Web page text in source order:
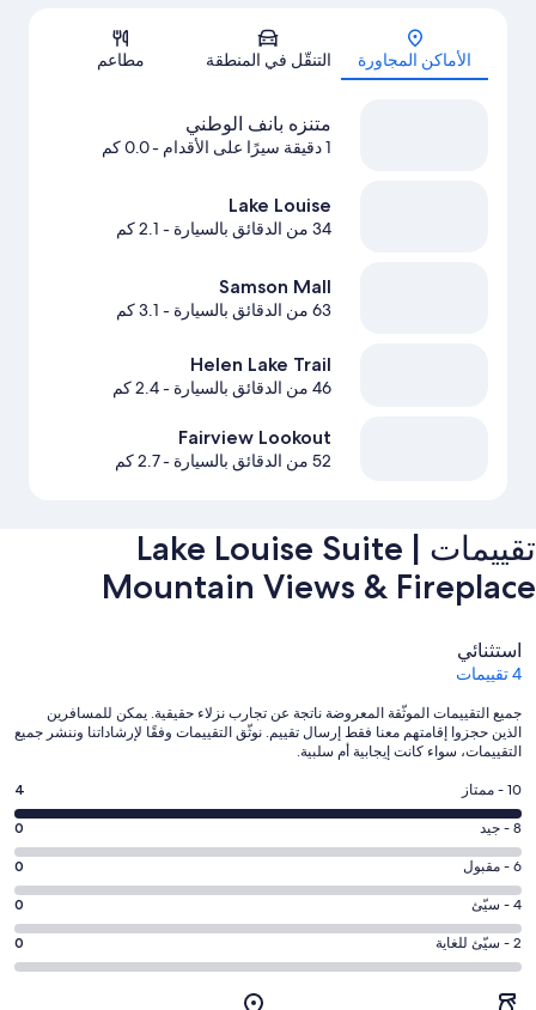
الخريطة
الأماكن المجاورة التنقّل في المنطقة مطاعم
متنزه بانف الوطني
1 دقيقة سيرًا على الأقدام - 0.0 كم
Lake Louise
34 من الدقائق بالسيارة - 2.1 كم
Samson Mall
63 من الدقائق بالسيارة - 3.1 كم
Helen Lake Trail
46 من الدقائق بالسيارة - 2.4 كم
Fairview Lookout
52 من الدقائق بالسيارة - 2.7 كم
تقييمات ⁦Lake Louise Suite |
Mountain Views & Fireplace⁩
التقييمات
استثنائي
4 تقييمات
جميع التقييمات الموثّقة المعروضة ناتجة عن تجارب نزلاء حقيقية. يمكن للمسافرين
الذين حجزوا إقامتهم معنا فقط إرسال تقييم. نوثّق التقييمات وفقًا لإرشاداتنا وننشر جميع
التقييمات، سواء كانت إيجابية أم سلبية.
درجة
التصنيف
10
-
ممتاز.
4
من
أصل
4
10 - ممتاز 4
درجة
التصنيف
8
-
جيد.
0
من
8 - جيد 0
درجة
التصنيف
6
-
مقبول.
0
6 - مقبول 0
درجة
التصنيف
4
4 - سيّئ 0
درجة
التصنيف
2
2 - سيّئ للغاية 0